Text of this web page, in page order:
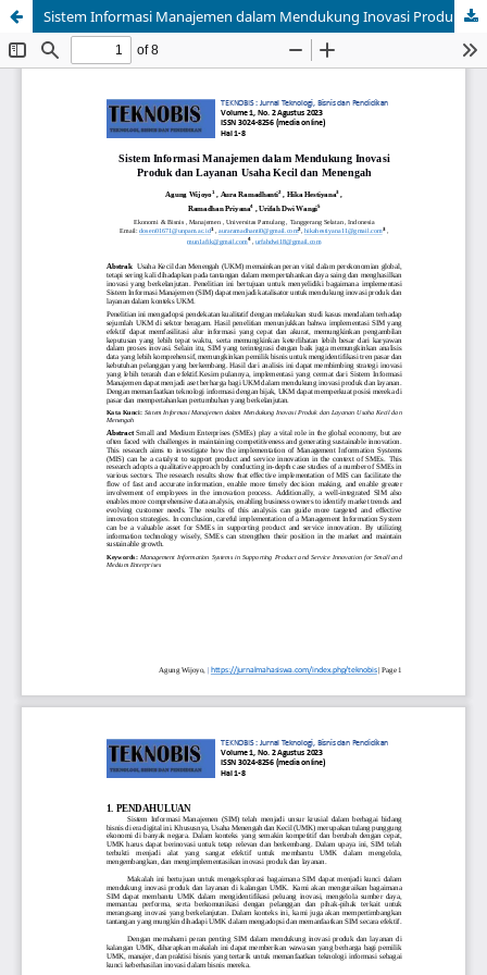
Sistem Informasi Manajemen dalam Mendukung Inovasi Produk dan Layanan Usaha Kecil dan Menengah